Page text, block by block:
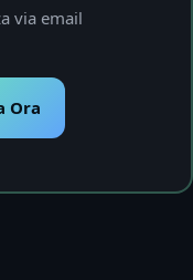
via email
Ora